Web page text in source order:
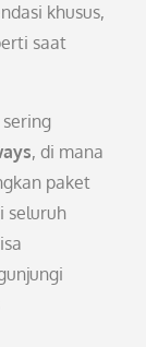
khusus,
saat
, di mana
paket
seluruh